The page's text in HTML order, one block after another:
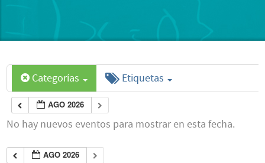
Categorías Etiquetas
AGO 2026
No hay nuevos eventos para mostrar en esta fecha.
AGO 2026